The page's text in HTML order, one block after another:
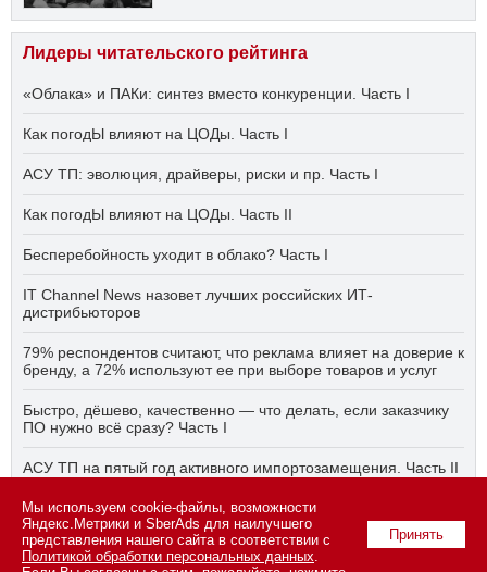
Лидеры читательского рейтинга
«Облака» и ПАКи: синтез вместо конкуренции. Часть I
Как погодЫ влияют на ЦОДы. Часть I
АСУ ТП: эволюция, драйверы, риски и пр. Часть I
Как погодЫ влияют на ЦОДы. Часть II
Бесперебойность уходит в облако? Часть I
IT Channel News назовет лучших российских ИТ-
дистрибьюторов
79% респондентов считают, что реклама влияет на доверие к
бренду, а 72% используют ее при выборе товаров и услуг
Быстро, дёшево, качественно — что делать, если заказчику
ПО нужно всё сразу? Часть I
АСУ ТП на пятый год активного импортозамещения. Часть II
Бесперебойность уходит в облако? Часть II
Принять
Мы используем cookie-файлы, возможности
Яндекс.Метрики и SberAds для наилучшего
представления нашего сайта в соответствии с
Политикой обработки персональных данных.